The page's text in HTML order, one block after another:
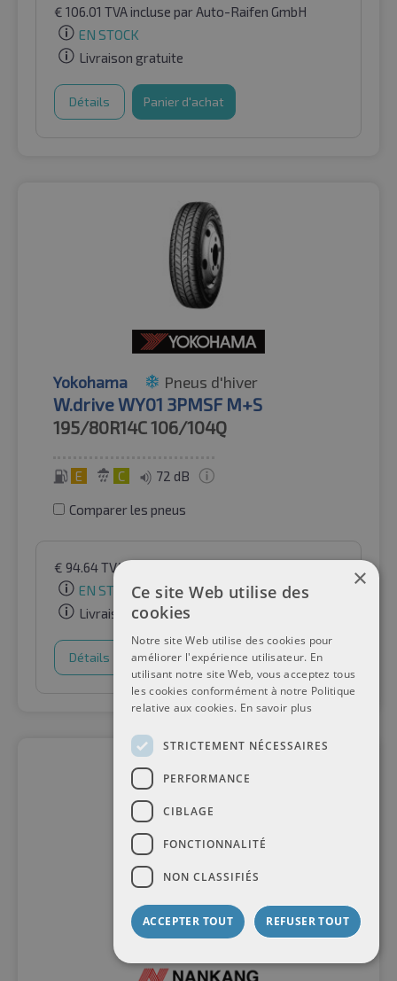
€ 106.01 TVA incluse par Auto-Raifen GmbH
EN STOCK
Livraison gratuite
Détails Panier d'achat
Yokohama Pneus d'hiver
W.drive WY01 3PMSF M+S
195/80R14C106/104Q
E C 72 dB
Comparer les pneus
€ 94.64TVA incluse
EN STOCK
Livraison gratuite
Détails Panier d'achat
×
Ce site Web utilise des
cookies
Notre site Web utilise des cookies pour
améliorer l'expérience utilisateur. En
utilisant notre site Web, vous acceptez tous
les cookies conformément à notre Politique
relative aux cookies. En savoir plus
STRICTEMENT NÉCESSAIRES
PERFORMANCE
CIBLAGE
FONCTIONNALITÉ
NON CLASSIFIÉS
ACCEPTER TOUT REFUSER TOUT